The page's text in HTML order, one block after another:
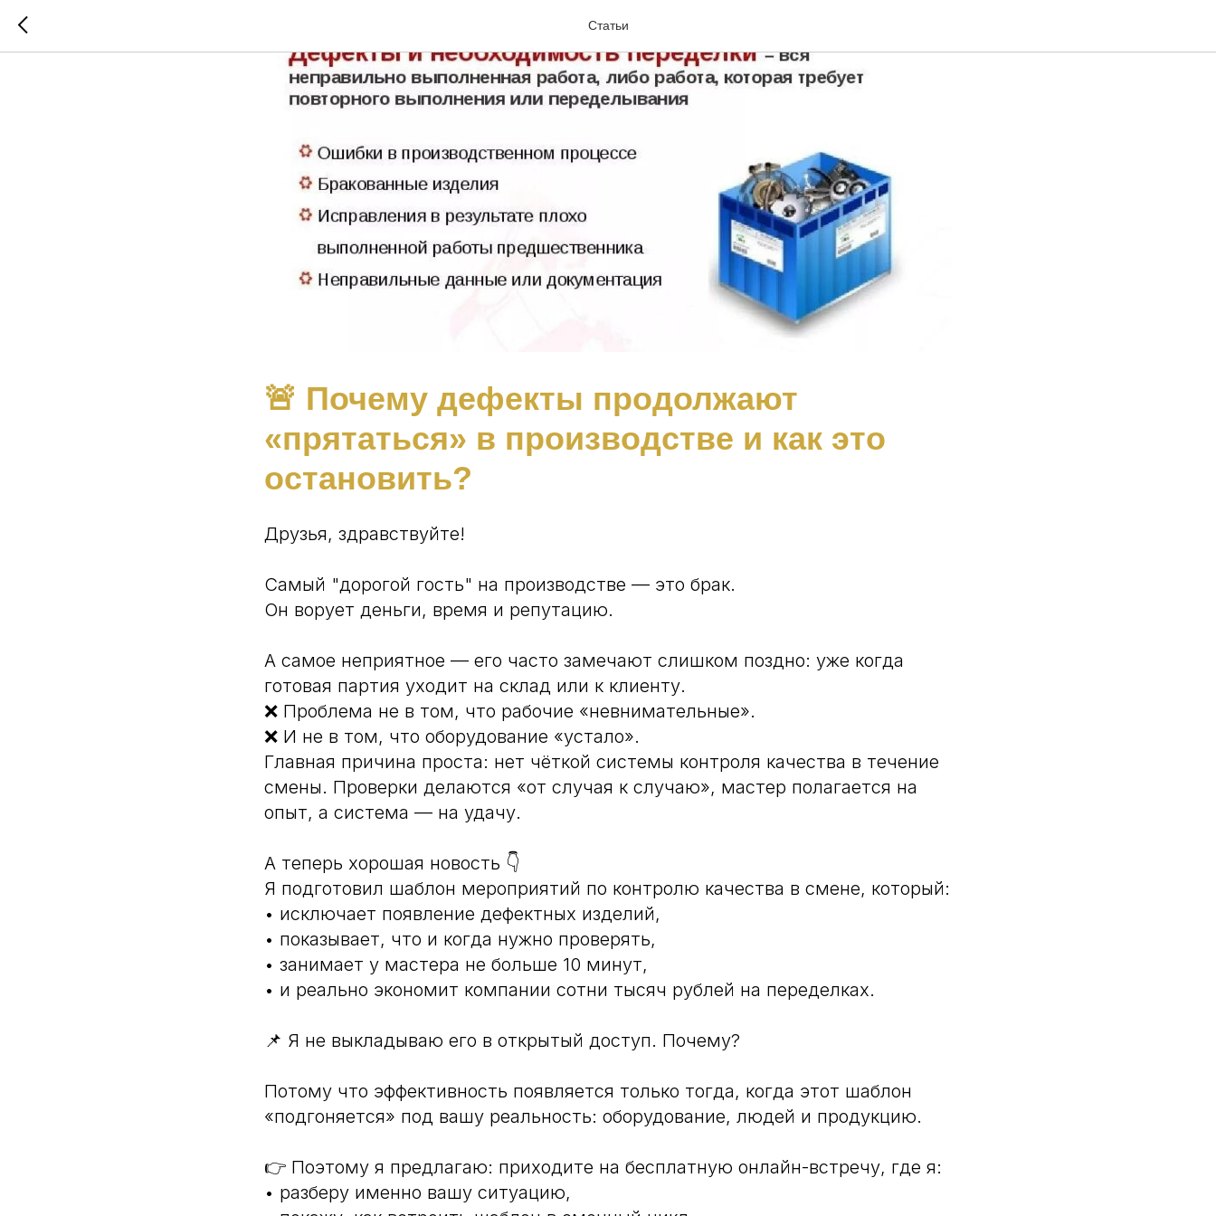
Статьи
🚨 Почему дефекты продолжают
«прятаться» в производстве и как это
остановить?
Друзья, здравствуйте!
Самый "дорогой гость" на производстве — это брак.
Он ворует деньги, время и репутацию.
А самое неприятное — его часто замечают слишком поздно: уже когда
готовая партия уходит на склад или к клиенту.
❌ Проблема не в том, что рабочие «невнимательные».
❌ И не в том, что оборудование «устало».
Главная причина проста: нет чёткой системы контроля качества в течение
смены. Проверки делаются «от случая к случаю», мастер полагается на
опыт, а система — на удачу.
А теперь хорошая новость 👇
Я подготовил шаблон мероприятий по контролю качества в смене, который:
• исключает появление дефектных изделий,
• показывает, что и когда нужно проверять,
• занимает у мастера не больше 10 минут,
• и реально экономит компании сотни тысяч рублей на переделках.
📌 Я не выкладываю его в открытый доступ. Почему?
Потому что эффективность появляется только тогда, когда этот шаблон
«подгоняется» под вашу реальность: оборудование, людей и продукцию.
👉 Поэтому я предлагаю: приходите на бесплатную онлайн-встречу, где я:
• разберу именно вашу ситуацию,